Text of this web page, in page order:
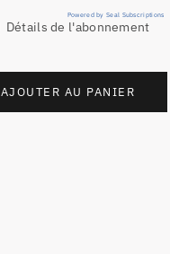
Powered by Seal Subscriptions
Détails de l'abonnement
AJOUTER AU PANIER